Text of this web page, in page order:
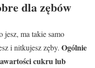
dla zębów
jesz, ma takie samo
i nitkujesz zęby. Ogólnie
cukru lub